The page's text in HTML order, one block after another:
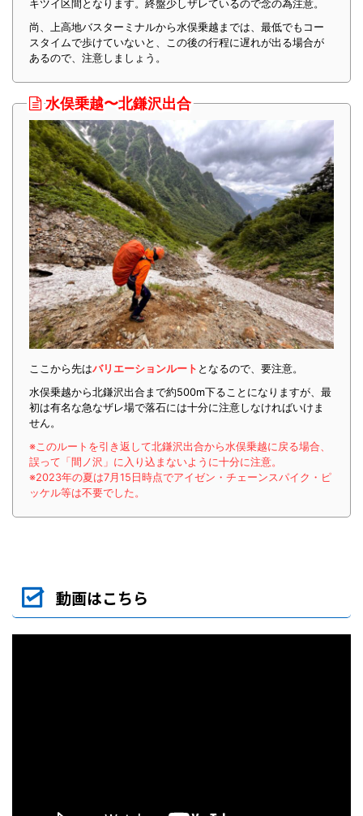
キツイ区間となります。終盤少しザレているので念の為注意。
尚、上高地バスターミナルから水俣乗越までは、最低でもコー
スタイムで歩けていないと、この後の行程に遅れが出る場合が
あるので、注意しましょう。
水俣乗越〜北鎌沢出合
ここから先はバリエーションルート となるので、要注意。
水俣乗越から北鎌沢出合まで約500m下ることになりますが、最
初は有名な急なザレ場で落石には十分に注意しなければいけま
せん。
※このルートを引き返して北鎌沢出合から水俣乗越に戻る場合、
誤って「間ノ沢」に入り込まないように十分に注意。
※2023年の夏は7月15日時点でアイゼン・チェーンスパイク・ピ
ッケル等は不要でした。
動画はこちら